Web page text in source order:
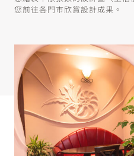
您前往各門市欣賞設計成果。